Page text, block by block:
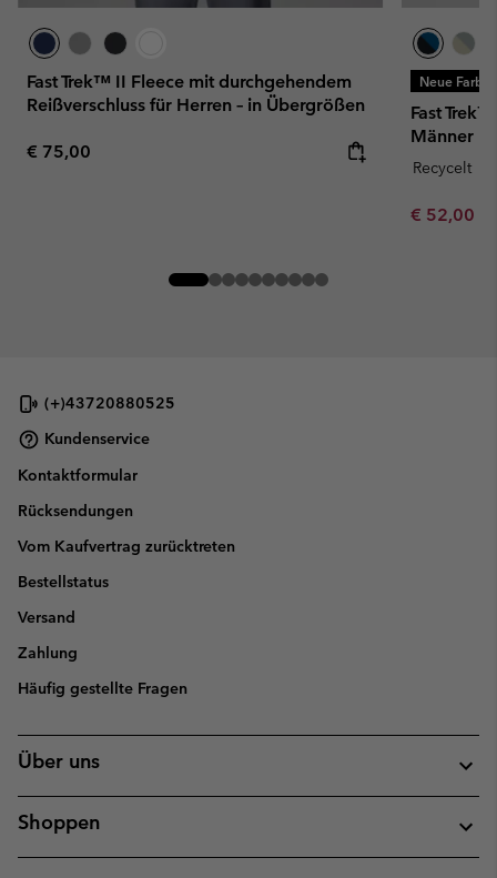
Fast Trek™ II Fleece mit durchgehendem
Reißverschluss für Herren – in Übergrößen
Regular price:
€ 75,00
Neue
Fast
Männer
Recycelt
Minimum
€ 52,00
(+)43720880525
Kundenservice
Kontaktformular
Rücksendungen
Vom Kaufvertrag zurücktreten
Bestellstatus
Versand
Zahlung
Häufig gestellte Fragen
Über uns
Shoppen